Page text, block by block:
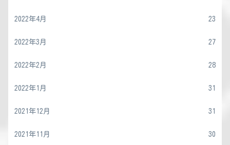
2022年4月 23
2022年3月 27
2022年2月 28
2022年1月 31
2021年12月 31
2021年11月 30